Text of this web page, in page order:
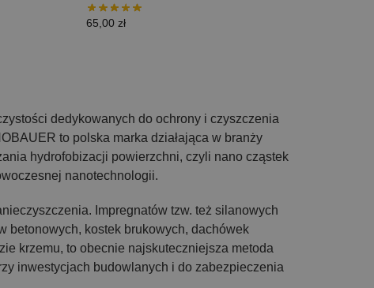
65,00 zł
dedykowanych do ochrony i czyszczenia
to polska marka działająca w branży
hydrofobizacji powierzchni, czyli nano cząstek
nanotechnologii.
Impregnatów tzw. też silanowych
betonowych, kostek brukowych, dachówek
krzemu, to obecnie najskuteczniejsza metoda
inwestycjach budowlanych i do zabezpieczenia